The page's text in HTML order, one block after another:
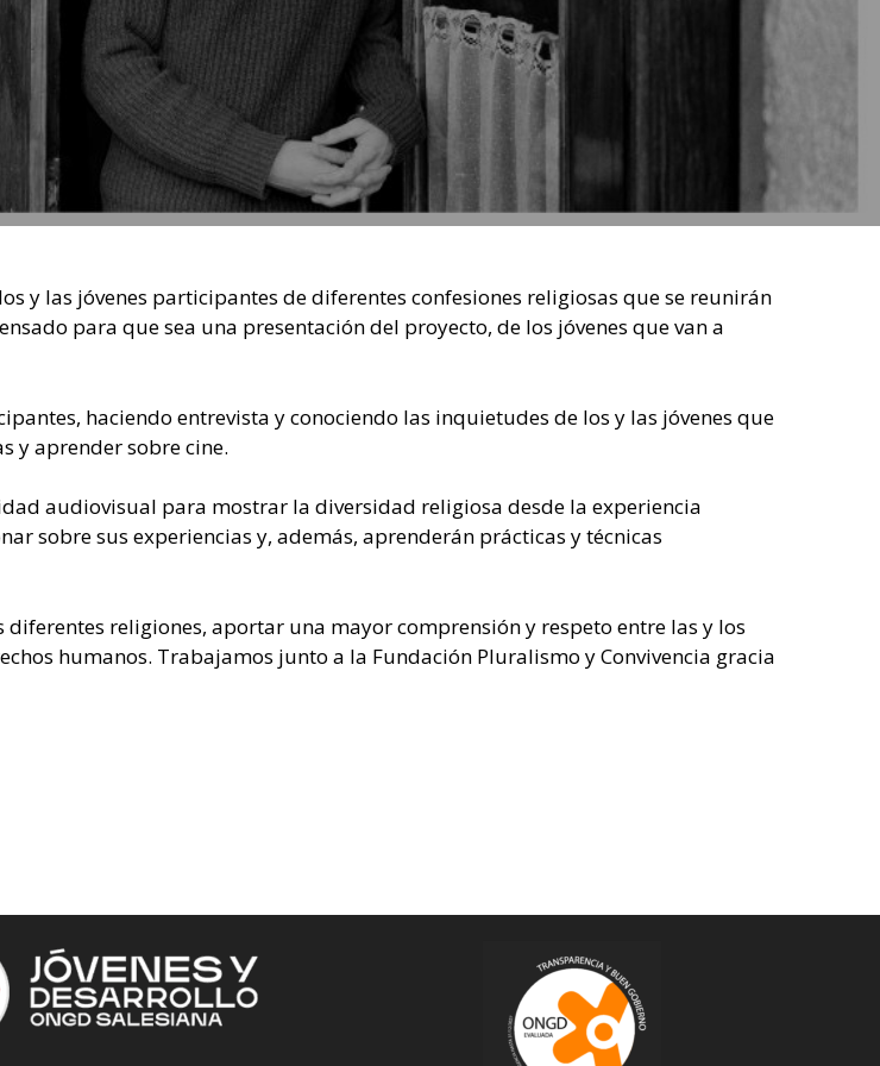
y las jóvenes participantes de diferentes confesiones religiosas que se reunirán
para que sea una presentación del proyecto, de los jóvenes que van a
haciendo entrevista y conociendo las inquietudes de los y las jóvenes que
y aprender sobre cine.
audiovisual para mostrar la diversidad religiosa desde la experiencia
sobre sus experiencias y, además, aprenderán prácticas y técnicas
religiones, aportar una mayor comprensión y respeto entre las y los
humanos. Trabajamos junto a la Fundación Pluralismo y Convivencia gracia